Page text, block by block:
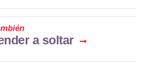
a soltar